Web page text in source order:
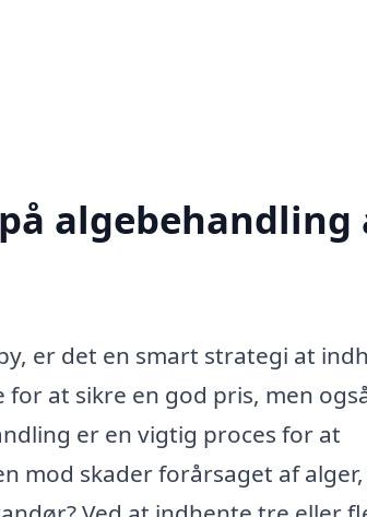
algebehandling
er det en smart strategi at
at sikre en god pris, men
er en vigtig proces for at
mod skader forårsaget af